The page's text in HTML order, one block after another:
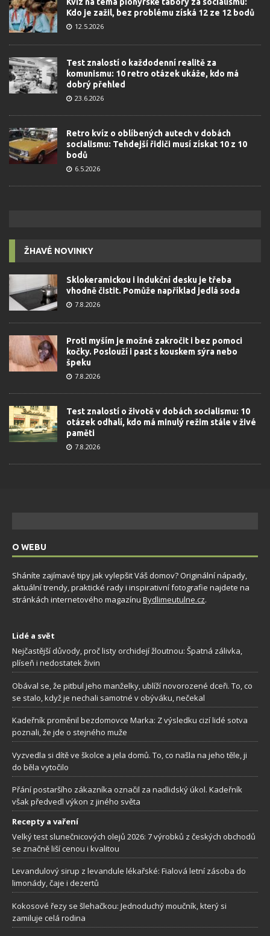
Kvíz na téma pionýrské tábory za socialismu:
Kdo je zažil, bez problému získá 12 ze 12 bodů
12.5.2026
Test znalostí o každodenní realitě za
komunismu: 10 retro otázek ukáže, kdo má
dobrý přehled
23.6.2026
Retro kvíz o oblíbených autech v dobách
socialismu: Tehdejší řidiči musí získat 10 z 10
bodů
6.5.2026
ŽHAVÉ NOVINKY
Sklokeramickou i indukční desku je třeba
vhodně čistit. Pomůže například jedlá soda
7.8.2026
Proti myším je možné zakročit i bez pomoci
kočky. Poslouží i past s kouskem sýra nebo
špeku
7.8.2026
Test znalostí o životě v dobách socialismu: 10
otázek odhalí, kdo má minulý režim stále v živé
paměti
7.8.2026
O WEBU
Sháníte zajímavé tipy jak vylepšit Váš domov? Originální nápady,
aktuální trendy, praktické rady i inspirativní fotografie najdete na
stránkách internetového magazínu Bydlimeutulne.cz.
Lidé a svět
Nejčastější důvody, proč listy orchidejí žloutnou: Špatná zálivka,
plíseň i nedostatek živin
Obával se, že pitbul jeho manželky, ublíží novorozené dceři. To, co
se stalo, když je nechali samotné v obýváku, nečekal
Kadeřník proměnil bezdomovce Marka: Z výsledku cizí lidé sotva
poznali, že jde o stejného muže
Vyzvedla si dítě ve školce a jela domů. To, co našla na jeho těle, ji
do běla vytočilo
Přání postaršího zákazníka označil za nadlidský úkol. Kadeřník
však předvedl výkon z jiného světa
Recepty a vaření
Velký test slunečnicových olejů 2026: 7 výrobků z českých obchodů
se značně liší cenou i kvalitou
Levandulový sirup z levandule lékařské: Fialová letní zásoba do
limonády, čaje i dezertů
Kokosové řezy se šlehačkou: Jednoduchý moučník, který si
zamiluje celá rodina